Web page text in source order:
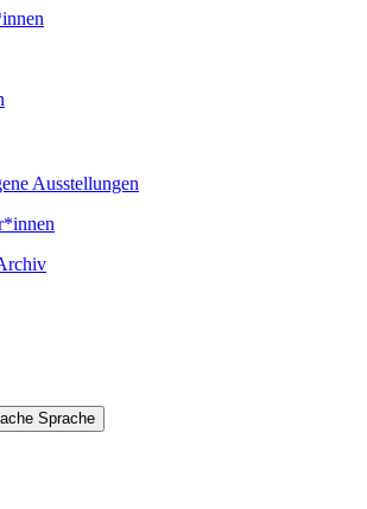
Ausstellungen